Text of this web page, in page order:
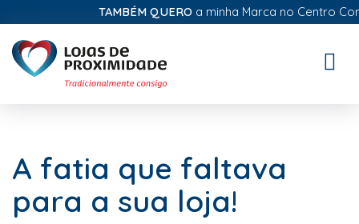
TAMBÉM QUEROa minha Marca no Centro
A fatia que faltava
para a sua loja!